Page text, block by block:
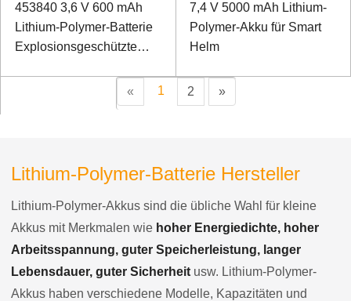
453840 3,6 V 600 mAh
Lithium-Polymer-Batterie
Explosionsgeschützte
7,4 V 5000 mAh Lithium-
Polymer-Akku für Smart
Helm
« 1 2 »
Lithium-Polymer-Batterie Hersteller
Lithium-Polymer-Akkus sind die übliche Wahl für kleine
Akkus mit Merkmalen wie hoher Energiedichte, hoher
Arbeitsspannung, guter Speicherleistung, langer
Lebensdauer, guter Sicherheit usw. Lithium-Polymer-
Akkus haben verschiedene Modelle, Kapazitäten und